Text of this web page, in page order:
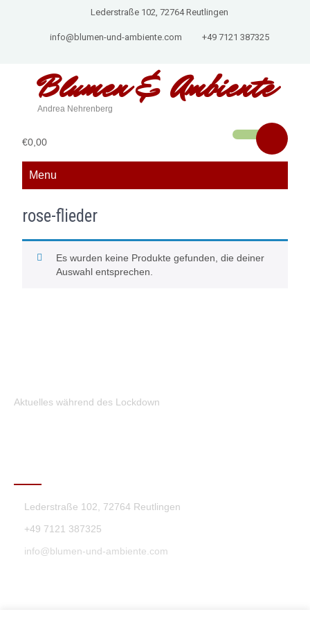
Lederstraße 102, 72764 Reutlingen
info@blumen-und-ambiente.com +49 7121 387325
Blumen &Ambiente
Andrea Nehrenberg
€0,00
Menu
rose-flieder
Es wurden keine Produkte gefunden, die deiner
Auswahl entsprechen.
Aktuelles während des Lockdown
Lederstraße 102, 72764 Reutlingen
+49 7121 387325
info@blumen-und-ambiente.com